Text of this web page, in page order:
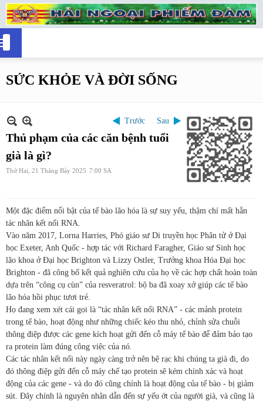
SỨC KHỎE VÀ ĐỜI SỐNG
Trước Sau
Thủ phạm của các căn bệnh tuổi
già là gì?
Thứ Hai, 21 Tháng Bảy 2025 7:00 SA
Một đặc điểm nổi bật của tế bào lão hóa là sự suy yếu, thậm chí mất hẳn
tác nhân kết nối RNA.
Vào năm 2017, Lorna Harries, Phó giáo sư Di truyền học Phân tử ở Đại
học Exeter, Anh Quốc - hợp tác với Richard Faragher, Giáo sư Sinh học
lão khoa ở Đại học Brighton và Lizzy Ostler, Trưởng khoa Hóa Đại học
Brighton - đã công bố kết quả nghiên cứu của họ về các hợp chất hoàn toàn
dựa trên “công cụ cùn” của resveratrol: bộ ba đã xoay xở giúp các tế bào
lão hóa hồi phục tươi trẻ.
Họ đang xem xét cái gọi là “tác nhân kết nối RNA” - các mảnh protein
trong tế bào, hoạt động như những chiếc kéo thu nhỏ, chỉnh sửa chuỗi
thông điệp được các gene kích hoạt gửi đến cỗ máy tế bào để đảm bảo tạo
ra protein làm đúng công việc của nó.
Các tác nhân kết nối này ngày càng trở nên bệ rạc khi chúng ta già đi, do
đó thông điệp gửi đến cỗ máy chế tạo protein sẽ kém chính xác và hoạt
động của các gene - và do đó cũng chính là hoạt động của tế bào - bị giảm
sút. Đây chính là nguyên nhân dẫn đến sự yếu ớt của người già, và cũng là